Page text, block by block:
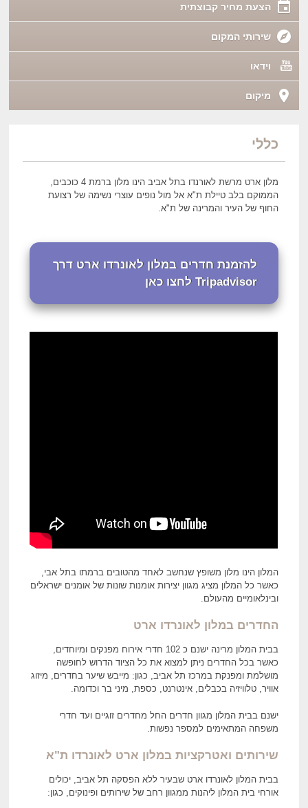
הצעת מחיר קבוצתית
שירותי המקום
וידאו
מיקום
כללי
מלון ארט מרשת לאורנדו בתל אביב הינו מלון ברמת 4 כוכבים,
הממוקם בלב טיילת ת"א אל מול נופים עוצרי נשימה של רצועת
החוף של העיר והמרינה של ת"א.
להזמנת חדרים במלון לאונרדו ארט דרך
Tripadvisor לחצו כאן
המלון הינו מלון משופץ שנחשב לאחד מהטובים ברמתו בתל אבי,
כאשר כל המלון מציג מגוון יצירות אומנות שונות של אומנים ישראלים
ובינלאומיים מהעולם.
החדריםבמלון לאונרדו ארט
בבית המלון מרינה ישנם כ 102 חדרי אירוח מפנקים ומיוחדים,
כאשר בכל החדרים ניתן למצוא את כל הציוד הדרוש לחופשה
מושלמת ומפנקת במרכז תל אביב, כגון: מייבש שיער בחדרים, מיזוג
אוויר, טלוויזיה בכבלים, אינטרנט, כספת, מיני בר וכדומה.
ישנם בבית המלון מגוון חדרים החל מחדרים זוגיים ועד חדרי
משפחה המתאימים למספר נפשות.
שירותים ואטרקציותבמלון ארט לאונרדו ת"א
בבית המלון לאונרדו ארט שבעיר ללא הפסקה תל אביב, יכולים
אורחי בית המלון ליהנות ממגוון רחב של שירותים ופינוקים, כגון: